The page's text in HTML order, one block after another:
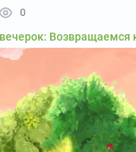
а значит
. В этот раз мы
Friendship is Magic
Information, в которой
0
Возвращаемся